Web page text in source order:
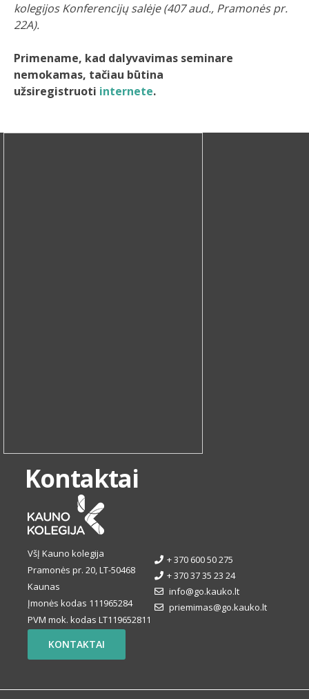
kolegijos Konferencijų salėje (407 aud., Pramonės pr.
22A).
Primename, kad dalyvavimas seminare
nemokamas, tačiau būtina
užsiregistruoti internete.
Kontaktai
VšĮ Kauno kolegija
Pramonės pr. 20, LT-50468
Kaunas
Įmonės kodas 111965284
PVM mok. kodas LT119652811
+ 370 600 50 275
+ 370 37 35 23 24
info@go.kauko.lt
priemimas@go.kauko.lt
KONTAKTAI